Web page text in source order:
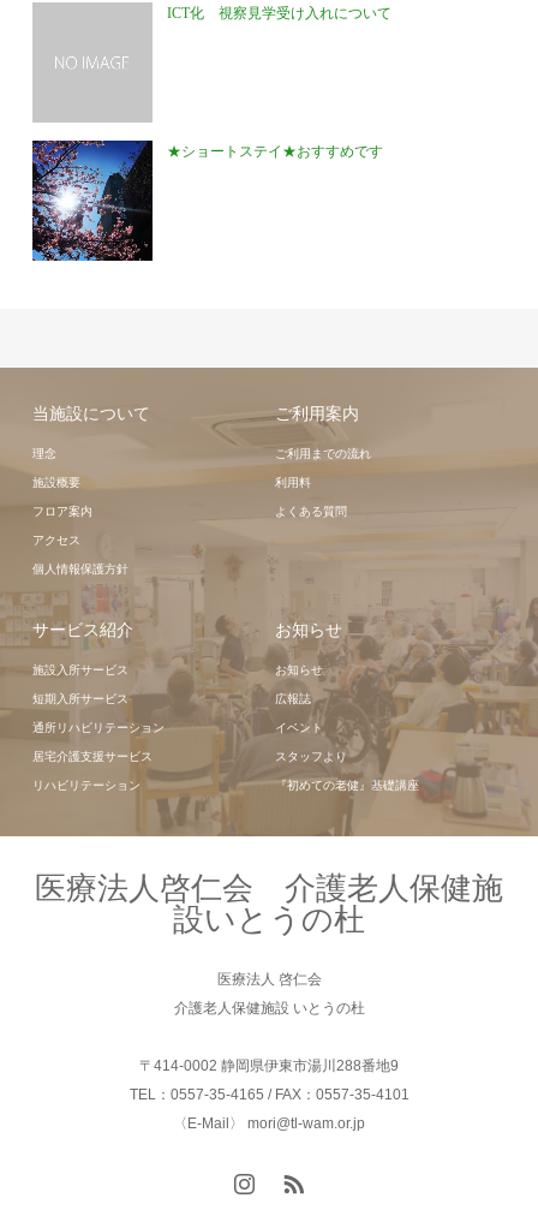
ICT化 視察見学受け入れについて
★ショートステイ★おすすめです
当施設について
理念
施設概要
フロア案内
アクセス
個人情報保護方針
ご利用案内
ご利用までの流れ
利用料
よくある質問
サービス紹介
施設入所サービス
短期入所サービス
通所リハビリテーション
居宅介護支援サービス
リハビリテーション
お知らせ
お知らせ
広報誌
イベント
スタッフより
『初めての老健』基礎講座
医療法人啓仁会 介護老人保健施
設いとうの杜
医療法人 啓仁会
介護老人保健施設 いとうの杜
〒414-0002 静岡県伊東市湯川288番地9
TEL：0557-35-4165 / FAX：0557-35-4101
〈E-Mail〉 mori@tl-wam.or.jp